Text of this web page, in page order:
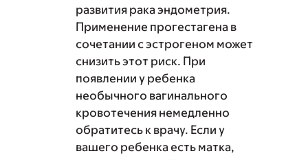
развития рака эндометрия.
Применение прогестагена в
сочетании с эстрогеном может
снизить этот риск. При
появлении у ребенка
необычного вагинального
кровотечения немедленно
обратитесь к врачу. Если у
вашего ребенка есть матка,